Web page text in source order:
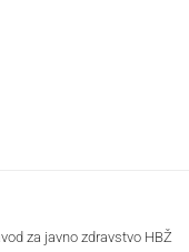
za javno zdravstvo HBŽ